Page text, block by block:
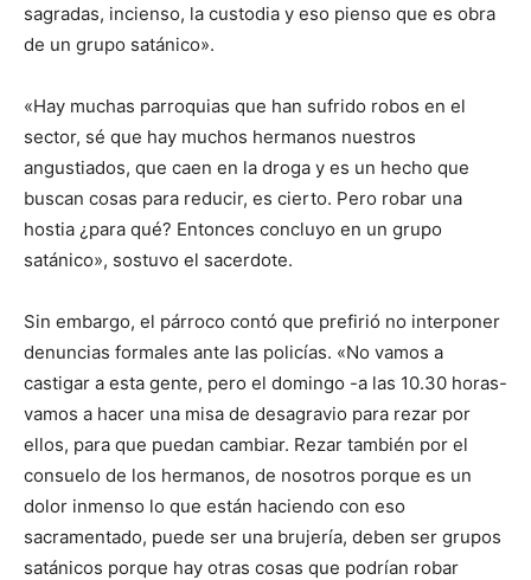
sagradas, incienso, la custodia y eso pienso que es obra
de un grupo satánico».
«Hay muchas parroquias que han sufrido robos en el
sector, sé que hay muchos hermanos nuestros
angustiados, que caen en la droga y es un hecho que
buscan cosas para reducir, es cierto. Pero robar una
hostia ¿para qué? Entonces concluyo en un grupo
satánico», sostuvo el sacerdote.
Sin embargo, el párroco contó que prefirió no interponer
denuncias formales ante las policías. «No vamos a
castigar a esta gente, pero el domingo -a las 10.30 horas-
vamos a hacer una misa de desagravio para rezar por
ellos, para que puedan cambiar. Rezar también por el
consuelo de los hermanos, de nosotros porque es un
dolor inmenso lo que están haciendo con eso
sacramentado, puede ser una brujería, deben ser grupos
satánicos porque hay otras cosas que podrían robar